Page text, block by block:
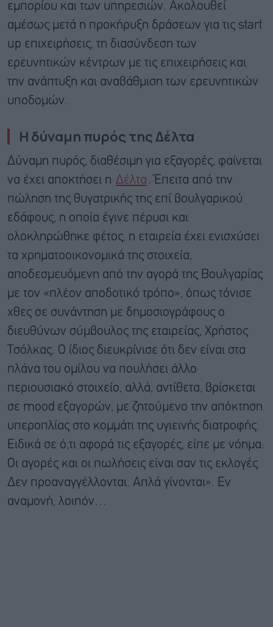
εμπορίου και των υπηρεσιών. Ακολουθεί
αμέσως μετά η προκήρυξη δράσεων για τις start
up επιχειρήσεις, τη διασύνδεση των
ερευνητικών κέντρων με τις επιχειρήσεις και
την ανάπτυξη και αναβάθμιση των ερευνητικών
υποδομών.
Η δύναμη πυρός της Δέλτα
Δύναμη πυρός, διαθέσιμη για εξαγορές, φαίνεται
να έχει αποκτήσει η Δέλτα . Έπειτα από την
πώληση της θυγατρικής της επί βουλγαρικού
εδάφους, η οποία έγινε πέρυσι και
ολοκληρώθηκε φέτος, η εταιρεία έχει ενισχύσει
τα χρηματοοικονομικά της στοιχεία,
αποδεσμευόμενη από την αγορά της Βουλγαρίας
με τον «πλέον αποδοτικό τρόπο», όπως τόνισε
χθες σε συνάντηση με δημοσιογράφους ο
διευθύνων σύμβουλος της εταιρείας, Χρήστος
Τσόλκας. Ο ίδιος διευκρίνισε ότι δεν είναι στα
πλάνα του ομίλου να πουλήσει άλλο
περιουσιακό στοιχείο, αλλά, αντίθετα, βρίσκεται
σε mood εξαγορών, με ζητούμενο την απόκτηση
υπεροπλίας στο κομμάτι της υγιεινής διατροφής.
Ειδικά σε ό,τι αφορά τις εξαγορές, είπε με νόημα:
Οι αγορές και οι πωλήσεις είναι σαν τις εκλογές.
Δεν προαναγγέλλονται. Απλά γίνονται». Εν
αναμονή, λοιπόν…